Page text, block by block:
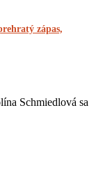
zápas,
Schmiedlová sa